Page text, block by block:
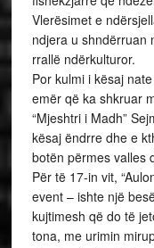
Vlerësimet e
ndjera u shndërruan
rrallë ndërkulturor.
Por kulmi i kësaj
emër që ka shkruar
“Mjeshtri i Madh”
kësaj ëndrre dhe e
botën përmes valles
Për të 17-in vit,
event – ishte një
kujtimesh që do të
tona, me urimin